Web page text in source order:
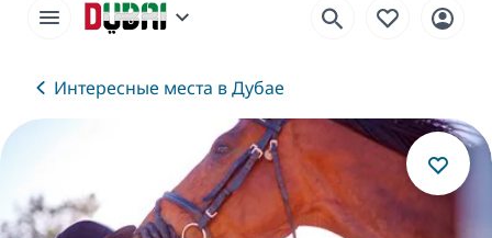
Интересные места в Дубае